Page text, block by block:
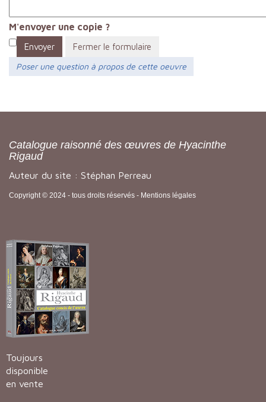
M'envoyer une copie ?
Envoyer
Fermer le formulaire
Poser une question à propos de cette oeuvre
Catalogue raisonné des œuvres de Hyacinthe
Rigaud
Auteur du site : Stéphan Perreau
Copyright © 2024 - tous droits réservés - Mentions légales
Toujours
disponible
en vente